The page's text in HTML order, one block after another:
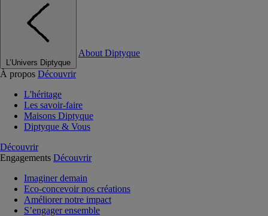
L’Univers Diptyque
About Diptyque
À propos Découvrir
L'héritage
Les savoir-faire
Maisons Diptyque
Diptyque & Vous
Découvrir
Engagements Découvrir
Imaginer demain
Eco-concevoir nos créations
Améliorer notre impact
S’engager ensemble